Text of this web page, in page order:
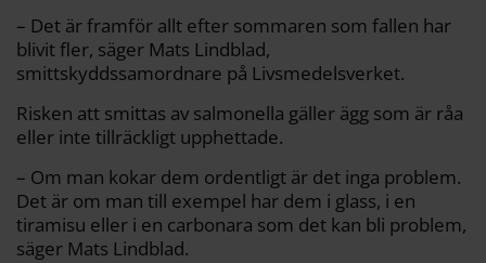
– Det är framför allt efter sommaren som fallen har
blivit fler, säger Mats Lindblad,
smittskyddssamordnare på Livsmedelsverket.
Risken att smittas av salmonella gäller ägg som är råa
eller inte tillräckligt upphettade.
– Om man kokar dem ordentligt är det inga problem.
Det är om man till exempel har dem i glass, i en
tiramisu eller i en carbonara som det kan bli problem,
säger Mats Lindblad.